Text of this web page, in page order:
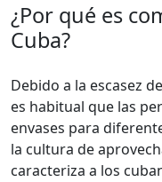
¿Por qué es
Cuba?
Debido a la escasez
es habitual que las
envases para
la cultura de
caracteriza a los